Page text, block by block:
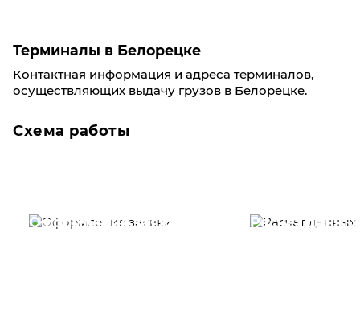
Терминалы в Белорецке
Контактная информация и адреса терминалов,
осуществляющих выдачу грузов в Белорецке.
Схема работы
Оформление заявки Расчет